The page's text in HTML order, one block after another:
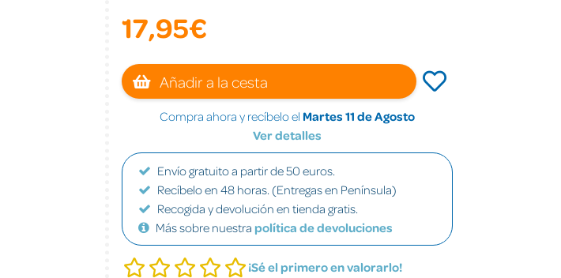
17,95€
Añadir a la cesta
Compra ahora y recíbelo el Martes 11 de Agosto
Ver detalles
Envío gratuito a partir de 50 euros.
Recíbelo en 48 horas. (Entregas en Península)
Recogida y devolución en tienda gratis.
Más sobre nuestra política de devoluciones
¡Sé el primero en valorarlo!